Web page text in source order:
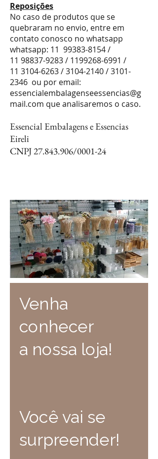
Reposições
No caso de produtos que se
quebraram no envio, entre em
contato conosco no whatsapp
whatsapp: 11 99383-8154/
11 98837-9283/ 1199268-6991 /
11 3104-6263/3104-2140/3101-
2346 ou por email:
essencialembalagenseessencias@g
mail.com que analisaremos o caso.
Essencial Embalagens e Essencias
Eireli
CNPJ27.843.906/0001-24
Venha
conhecer
a nossa loja!
Você vai se
surpreender!